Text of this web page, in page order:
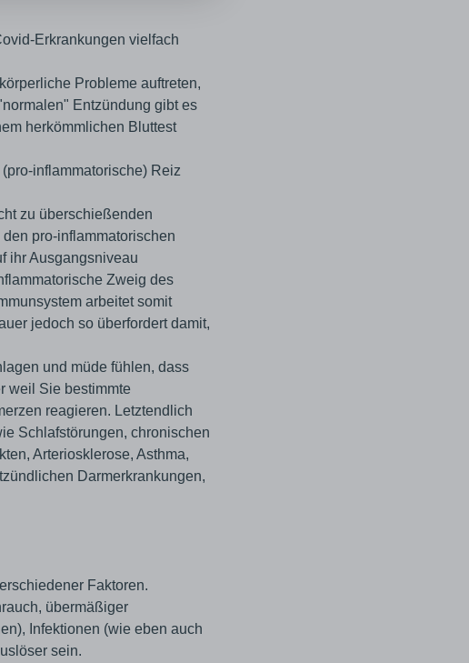
Erkrankungen vielfach
Probleme auftreten,
Entzündung gibt es
herkömmlichen Bluttest
inflammatorische) Reiz
zu überschießenden
pro-inflammatorischen
ihr Ausgangsniveau
Zweig des
arbeitet somit
jedoch so überfordert damit,
und müde fühlen, dass
weil Sie bestimmte
reagieren. Letztendlich
Schlafstörungen, chronischen
Arteriosklerose, Asthma,
Darmerkrankungen,
Faktoren.
übermäßiger
Infektionen (wie eben auch
sein.